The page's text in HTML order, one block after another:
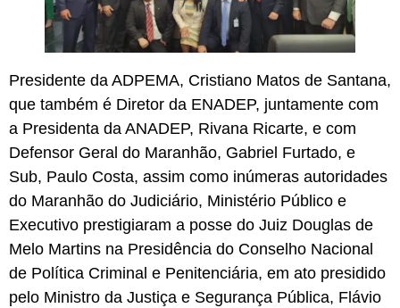
Presidente da ADPEMA, Cristiano Matos de Santana,
que também é Diretor da ENADEP, juntamente com
a Presidenta da ANADEP, Rivana Ricarte, e com
Defensor Geral do Maranhão, Gabriel Furtado, e
Sub, Paulo Costa, assim como inúmeras autoridades
do Maranhão do Judiciário, Ministério Público e
Executivo prestigiaram a posse do Juiz Douglas de
Melo Martins na Presidência do Conselho Nacional
de Política Criminal e Penitenciária, em ato presidido
pelo Ministro da Justiça e Segurança Pública, Flávio